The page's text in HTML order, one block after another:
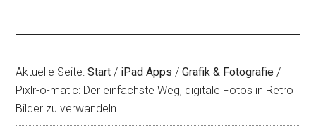
Aktuelle Seite:Start / iPad Apps / Grafik & Fotografie /
Pixlr-o-matic: Der einfachste Weg, digitale Fotos in Retro
Bilder zu verwandeln